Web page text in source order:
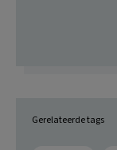
Gerelateerde tags